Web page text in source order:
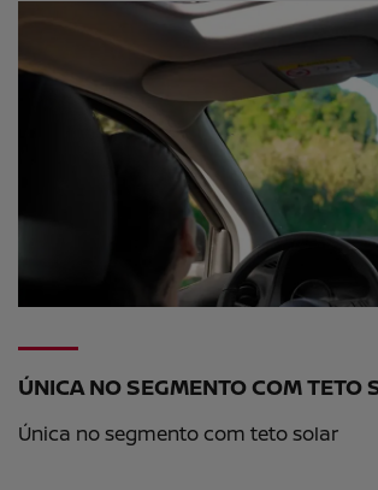
ÚNICA NO SEGMENTO COM TETO
Única no segmento com teto solar